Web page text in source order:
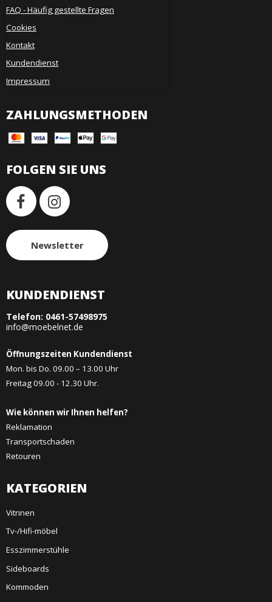
FAQ - Häufig gestellte Fragen
Cookies
Kontakt
Kundendienst
Impressum
ZAHLUNGSMETHODEN
FOLGEN SIE UNS
Newsletter
KUNDENDIENST
Telefon: 0461-57498975
info@moebelnet.de
Öffnungszeiten Kundendienst
Mon. bis Do. 09.00 – 13.00 Uhr
Freitag 09.00 - 12.30 Uhr.
Wie können wir Ihnen helfen?
Reklamation
Transportschaden
Retouren
KATEGORIEN
Vitrinen
Tv-/Hifi-möbel
Esszimmerstühle
Sideboards
Kommoden